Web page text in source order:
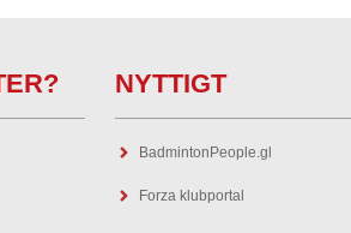
NYTTIGT
BadmintonPeople.gl
Forza klubportal